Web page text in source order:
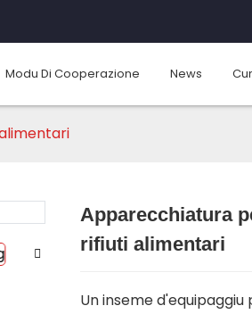
Modu Di Cooperazione News
Loading...
Loading...
Apparecchiatura
rifiuti alimentari
Un inseme